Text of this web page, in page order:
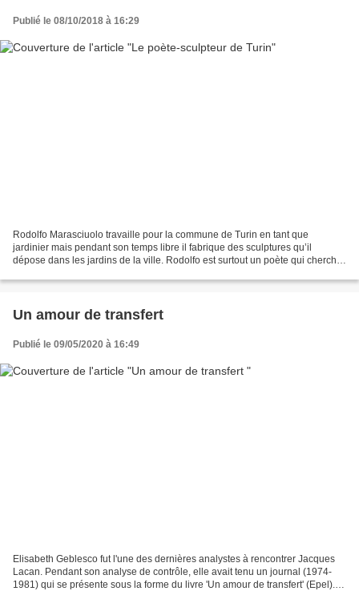
Publié le 08/10/2018 à 16:29
Rodolfo Marasciuolo travaille pour la commune de Turin en tant que
jardinier mais pendant son temps libre il fabrique des sculptures qu’il
dépose dans les jardins de la ville. Rodolfo est surtout un poète qui cherche,
Un amour de transfert
Publié le 09/05/2020 à 16:49
Elisabeth Geblesco fut l'une des dernières analystes à rencontrer Jacques
Lacan. Pendant son analyse de contrôle, elle avait tenu un journal (1974-
1981) qui se présente sous la forme du livre 'Un amour de transfert' (Epel).